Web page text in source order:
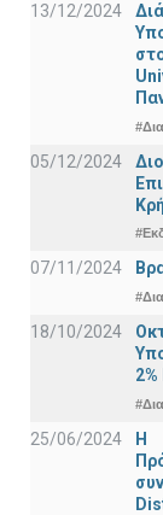
13/12/2024
05/12/2024
07/11/2024
18/10/2024
25/06/2024
Η